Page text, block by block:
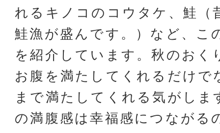
れるキノコのコウタケ、鮭（
鮭漁が盛んです。）など、こ
を紹介しています。秋のおく
お腹を満たしてくれるだけで
まで満たしてくれる気がしま
の満腹感は幸福感につながる